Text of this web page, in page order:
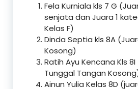
Fela Kurniala kls 7 G
senjata dan Juara 1
Kelas F)
Dinda Septia kls 8A
Kosong)
Ratih Ayu Kencana Kls 8I
Tunggal Tangan
Ainun Yulia Kelas 8D